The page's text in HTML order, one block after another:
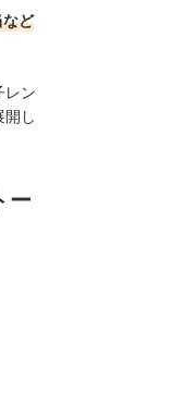
ど
レン
開し
ー